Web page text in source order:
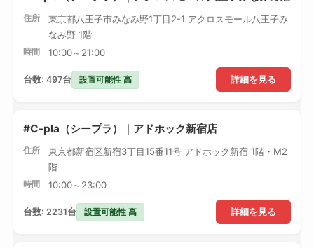
住所
東京都八王子市みなみ野1丁目2-1 アクロスモール八王子み
なみ野 1階
時間 10:00～21:00
詳細を見る
台数: 497台 設置可能性 高
#C-pla（シープラ）｜アドホック新宿店
住所
東京都新宿区新宿3丁目15番11号 アドホック新宿 1階・M2
階
時間 10:00～23:00
詳細を見る
台数: 2231台 設置可能性 高